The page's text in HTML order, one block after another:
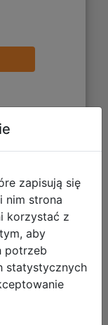
zapisują się
nim strona
korzystać z
aby
potrzeb
statystycznych